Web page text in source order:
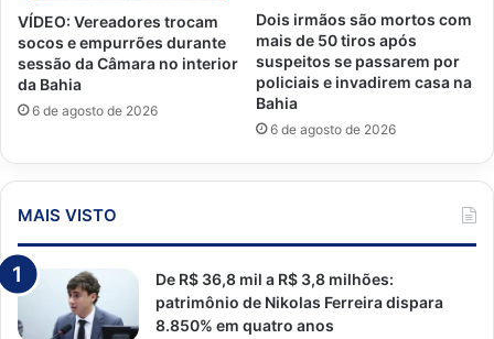
VÍDEO: Vereadores trocam
socos e empurrões durante
sessão da Câmara no interior
da Bahia
6 de agosto de 2026
Dois irmãos são mortos com
mais de 50 tiros após
suspeitos se passarem por
policiais e invadirem casa na
Bahia
6 de agosto de 2026
MAIS VISTO
De R$ 36,8 mil a R$ 3,8 milhões:
patrimônio de Nikolas Ferreira dispara
8.850% em quatro anos